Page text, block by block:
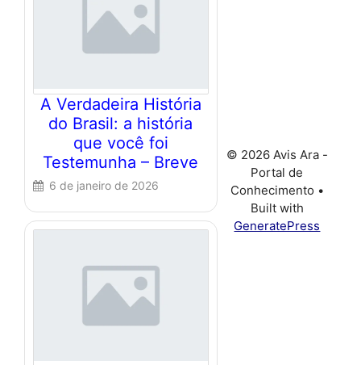
A Verdadeira História
do Brasil: a história
que você foi
Testemunha – Breve
6 de janeiro de 2026
© 2026 Avis Ara -
Portal de
Conhecimento •
Built with
GeneratePress